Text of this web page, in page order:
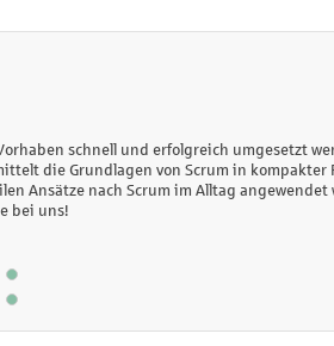
schnell und erfolgreich umgesetzt
die Grundlagen von Scrum in
Ansätze nach Scrum im Alltag
bei uns!